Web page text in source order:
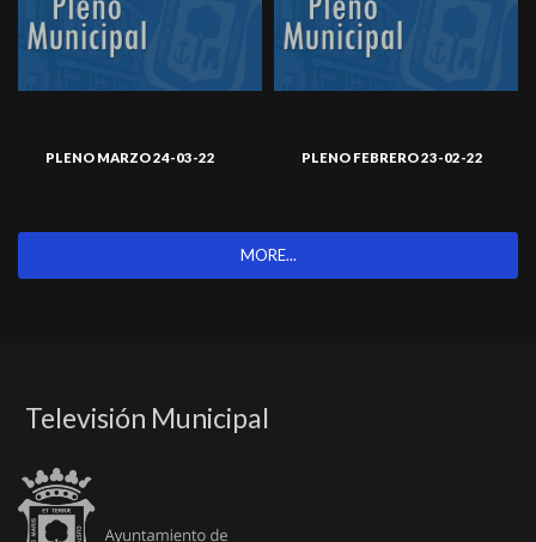
PLENO MARZO 24-03-22 PLENO FEBRERO 23-02-22
MORE...
Televisión Municipal